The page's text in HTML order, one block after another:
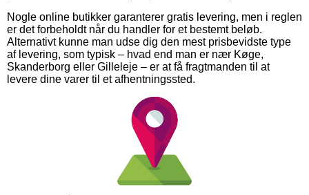
Nogle online butikker garanterer gratis levering, men i reglen
er det forbeholdt når du handler for et bestemt beløb.
Alternativt kunne man udse dig den mest prisbevidste type
af levering, som typisk – hvad end man er nær Køge,
Skanderborg eller Gilleleje – er at få fragtmanden til at
levere dine varer til et afhentningssted.